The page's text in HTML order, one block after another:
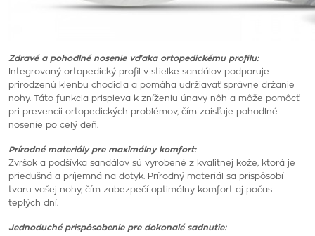
Zdravé a pohodlné nosenie vďaka ortopedickému profilu:
Integrovaný ortopedický profil v stielke sandálov podporuje
prirodzenú klenbu chodidla a pomáha udržiavať správne držanie
nohy. Táto funkcia prispieva k zníženiu únavy nôh a môže pomôcť
pri prevencii ortopedických problémov, čím zaisťuje pohodlné
nosenie po celý deň.
Prírodné materiály pre maximálny komfort:
Zvršok a podšívka sandálov sú vyrobené z kvalitnej kože, ktorá je
priedušná a príjemná na dotyk. Prírodný materiál sa prispôsobí
tvaru vašej nohy, čím zabezpečí optimálny komfort aj počas
teplých dní.
Jednoduché prispôsobenie pre dokonalé sadnutie: